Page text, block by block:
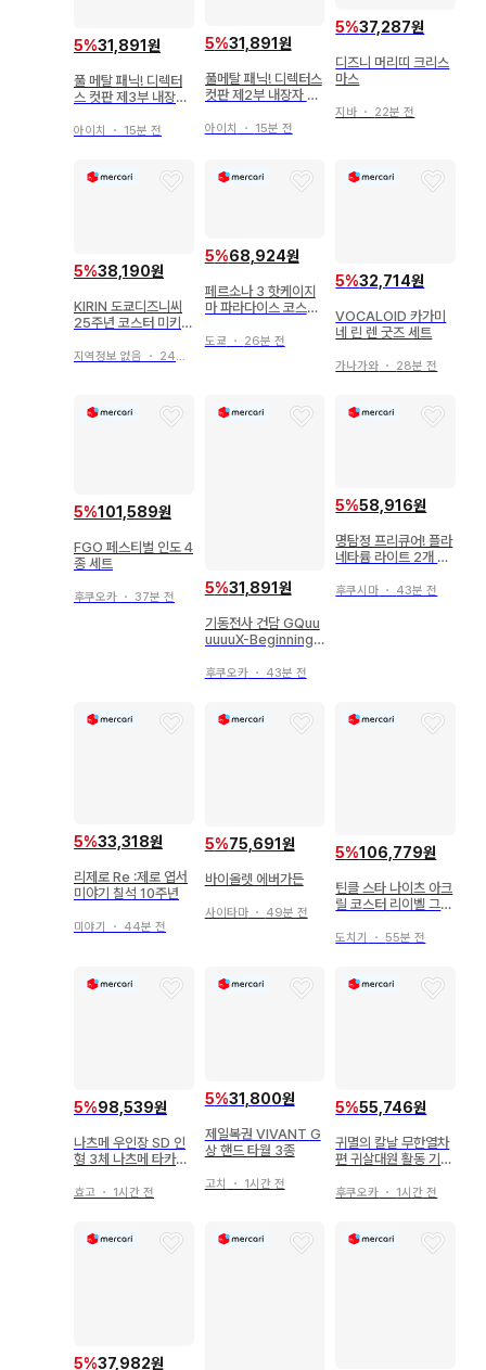
5%31,891원
풀 메탈 패닉! 디렉터
스 컷판 제3부 내장객
내린 특제 미니 색지
아이치 ・ 15분 전
5%31,891원
풀메탈 패닉! 디렉터스
컷판 제2부 내장자 특
내린 특제 미니 색지
아이치 ・ 15분 전
5%37,287원
디즈니 머리띠 크리스
마스
지바 ・ 22분 전
5%38,190원
KIRIN 도쿄디즈니씨
25주년 코스터 미키
지역정보 없음 ・ 24분 전
5%68,924원
페르소나 3 핫케이지
마 파라다이스 코스터
다 아키히코
도쿄 ・ 26분 전
5%32,714원
VOCALOID 카가미
네 린 렌 굿즈 세트
가나가와 ・ 28분 전
5%101,589원
FGO 페스티벌 인도 4
종 세트
후쿠오카 ・ 37분 전
5%31,891원
기동전사 건담 GQuu
uuuuX-Beginning-
uuX 디자인 웍스 2주
후쿠오카・ 43분 전
5%58,916원
명탐정 프리큐어! 플라
네타륨 라이트 2개 세
후쿠시마 ・ 43분 전
5%33,318원
리제로 Re :제로 엽서
미야기 칠석 10주년
미야기 ・ 44분 전
5%75,691원
바이올렛 에버가든
사이타마・ 49분 전
5%106,779원
틴클 스타 나이츠 아크
릴 코스터 리이벨 그라
도치기 ・55분 전
5%98,539원
나츠메 우인장 SD 인
형 3체 나츠메 타카시
이치 봉제 인형
효고 ・ 1시간 전
5%31,800원
제일복권 VIVANT G
상 핸드 타월 3종
고치 ・ 1시간 전
5%55,746원
귀멸의 칼날 무한열차
편 귀살대원 활동 기록
후쿠오카 ・ 1시간 전
5%37,982원